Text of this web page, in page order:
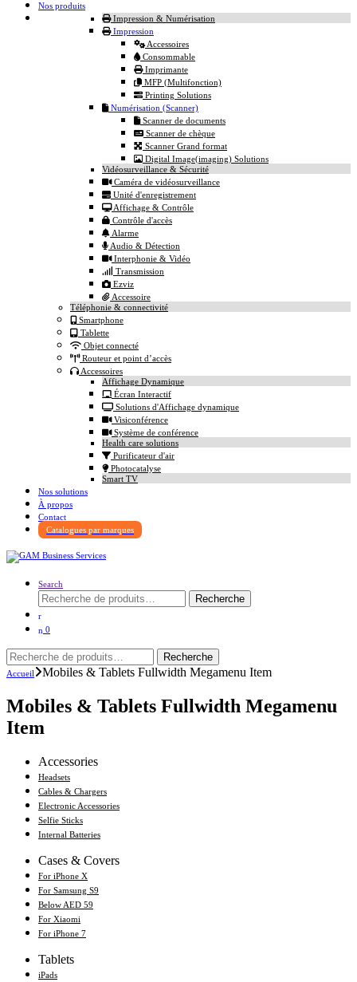
Nos produits
Impression & Numérisation
Impression
Accessoires
Consommable
Imprimante
MFP (Multifonction)
Printing Solutions
Numérisation (Scanner)
Scanner de documents
Scanner de chèque
Scanner Grand format
Digital Image(imaging) Solutions
Vidéosurveillance & Sécurité
Caméra de vidéosurveillance
Unité d'enregistrement
Affichage & Contrôle
Contrôle d'accès
Alarme
Audio & Détection
Interphonie & Vidéo
Transmission
Ezviz
Accessoire
Téléphonie & connectivité
Smartphone
Tablette
Objet connecté
Routeur et point d’accès
Accessoires
Affichage Dynamique
Écran Interactif
Solutions d'Affichage dynamique
Visiconférence
Système de conférence
Health care solutions
Purificateur d'air
Photocatalyse
Smart TV
Nos solutions
À propos
Contact
Catalogues par marques
Search
Recherche
pour :
Recherche
0
Recherche
pour :
Recherche
Accueil Mobiles & Tablets Fullwidth Megamenu Item
Mobiles & Tablets Fullwidth Megamenu
Item
Accessories
Headsets
Cables & Chargers
Electronic Accessories
Selfie Sticks
Internal Batteries
Cases & Covers
For iPhone X
For Samsung S9
Below AED 59
For Xiaomi
For iPhone 7
Tablets
iPads